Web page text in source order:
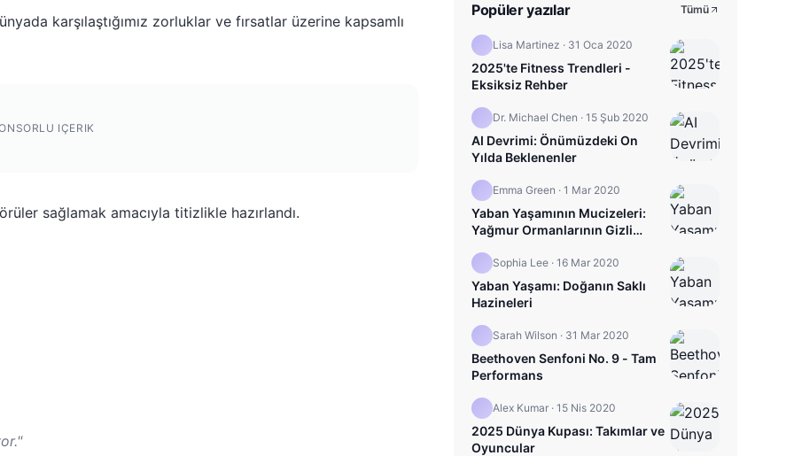
karşılaştığımız zorluklar ve fırsatlar üzerine kapsamlı
IÇERIK
sağlamak amacıyla titizlikle hazırlandı.
Popüler yazılar Tümü
Lisa Martinez · 31 Oca 2020
2025'te Fitness Trendleri -
Eksiksiz Rehber
Dr. Michael Chen · 15 Şub 2020
AI Devrimi: Önümüzdeki On
Yılda Beklenenler
Emma Green · 1 Mar 2020
Yaban Yaşamının Mucizeleri:
Yağmur Ormanlarının Gizli
Sophia Lee · 16 Mar 2020
Yaban Yaşamı: Doğanın Saklı
Hazineleri
Sarah Wilson · 31 Mar 2020
Beethoven Senfoni No. 9 - Tam
Performans
Alex Kumar · 15 Nis 2020
2025 Dünya Kupası: Takımlar ve
Oyuncular